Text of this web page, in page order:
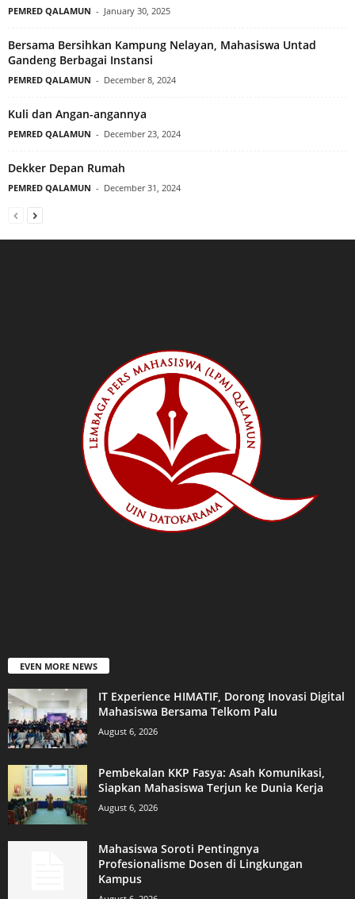
PEMRED QALAMUN - January 30, 2025
Bersama Bersihkan Kampung Nelayan, Mahasiswa Untad
Gandeng Berbagai Instansi
PEMRED QALAMUN - December 8, 2024
Kuli dan Angan-angannya
PEMRED QALAMUN - December 23, 2024
Dekker Depan Rumah
PEMRED QALAMUN - December 31, 2024
EVEN MORE NEWS
IT Experience HIMATIF, Dorong Inovasi Digital
Mahasiswa Bersama Telkom Palu
August 6, 2026
Pembekalan KKP Fasya: Asah Komunikasi,
Siapkan Mahasiswa Terjun ke Dunia Kerja
August 6, 2026
Mahasiswa Soroti Pentingnya
Profesionalisme Dosen di Lingkungan
Kampus